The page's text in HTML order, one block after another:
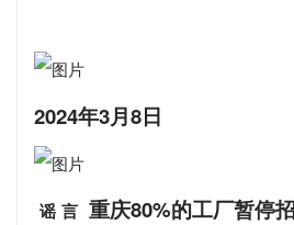
2024年3月8日
谣 言 重庆80%的工厂暂停